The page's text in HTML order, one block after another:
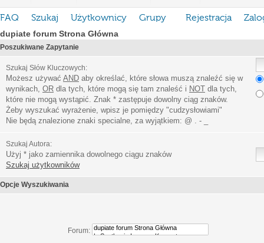
FAQ Szukaj Użytkownicy Grupy Rejestracja
dupiate forum Strona Główna
Poszukiwane Zapytanie
Szukaj Słów Kluczowych:
Możesz używać AND aby określać, które słowa muszą znaleźć się w
wynikach, OR dla tych, które mogą się tam znaleść i NOT dla tych,
które nie mogą wystąpić. Znak * zastępuje dowolny ciąg znaków.
Żeby wyszukać wyrażenie, wpisz je pomiędzy "cudzysłowiami"
Nie będą znalezione znaki specialne, za wyjątkiem: @ . - _
Szukaj Autora:
Użyj * jako zamiennika dowolnego ciągu znaków
Szukaj użytkowników
Opcje Wyszukiwania
Forum: